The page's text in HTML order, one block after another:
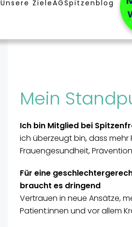
Unsere ZieleAGSpitzenblog
Mein
Ich bin Mitglied bei
ich überzeugt bin, dass mehr
Frauengesundheit,
Für eine
braucht es dringend
Vertrauen in neue Ansätze,
Patient:innen und vor allem